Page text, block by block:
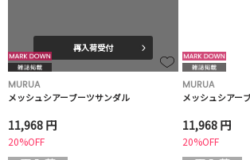
再入荷受付
MURUA
メッシュシアーブーツサンダル
11,968 円
20%OFF
MURUA
メッシュシアー
11,968 円
20%OFF